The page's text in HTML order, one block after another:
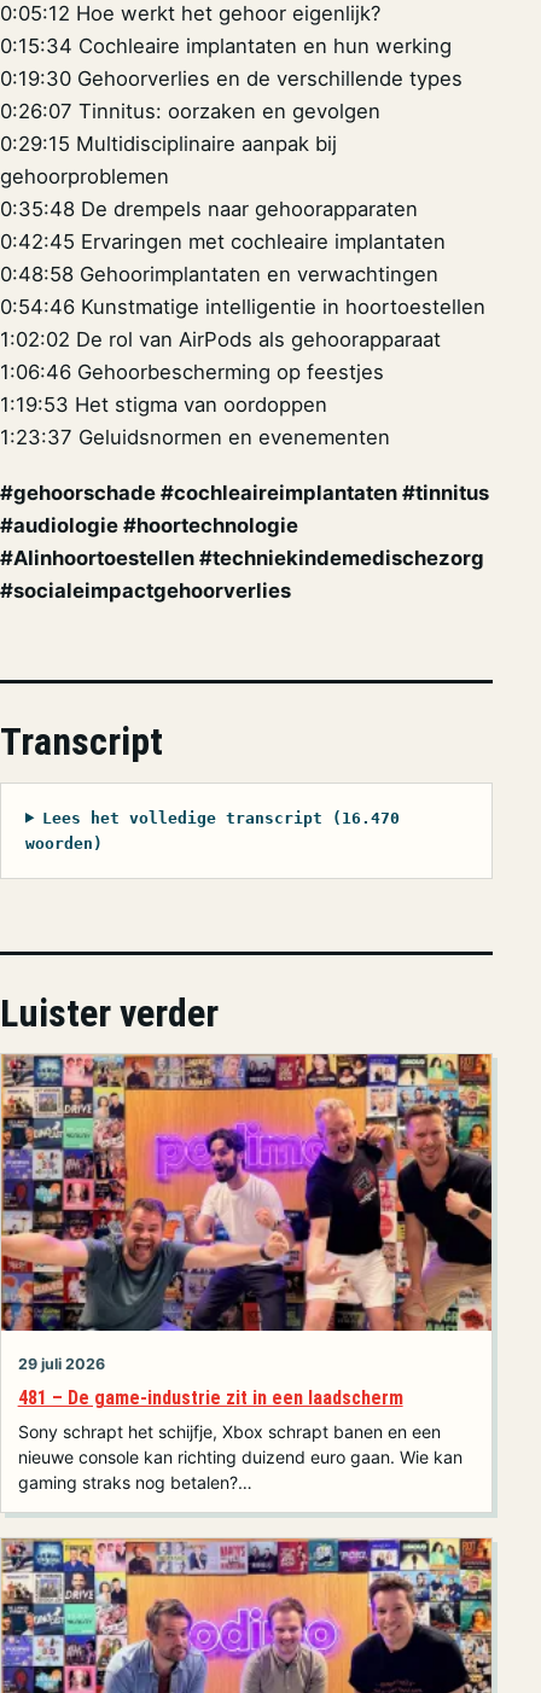
0:05:12 Hoe werkt het gehoor eigenlijk?
0:15:34 Cochleaire implantaten en hun werking
0:19:30 Gehoorverlies en de verschillende types
0:26:07 Tinnitus: oorzaken en gevolgen
0:29:15 Multidisciplinaire aanpak bij
gehoorproblemen
0:35:48 De drempels naar gehoorapparaten
0:42:45 Ervaringen met cochleaire implantaten
0:48:58 Gehoorimplantaten en verwachtingen
0:54:46 Kunstmatige intelligentie in hoortoestellen
1:02:02 De rol van AirPods als gehoorapparaat
1:06:46 Gehoorbescherming op feestjes
1:19:53 Het stigma van oordoppen
1:23:37 Geluidsnormen en evenementen
#gehoorschade #cochleaireimplantaten #tinnitus
#audiologie #hoortechnologie
#AIinhoortoestellen #techniekindemedischezorg
#socialeimpactgehoorverlies
Transcript
Lees het volledige transcript (16.470
woorden)
Luister verder
29 juli 2026
481 – De game-industrie zit in een laadscherm
Sony schrapt het schijfje, Xbox schrapt banen en een
nieuwe console kan richting duizend euro gaan. Wie kan
gaming straks nog betalen?…